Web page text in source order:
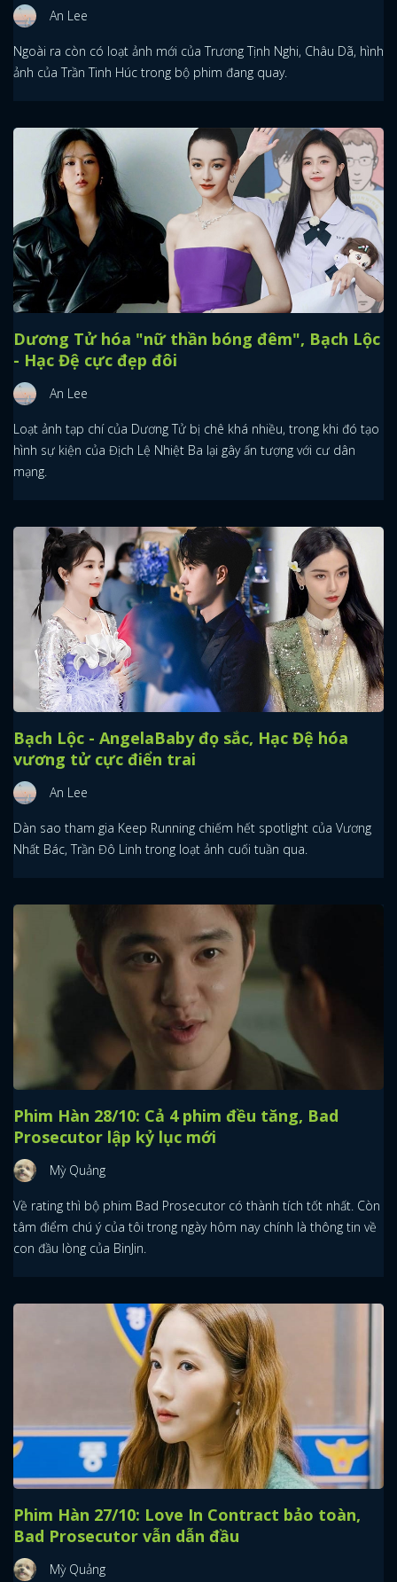
An Lee
Ngoài ra còn có loạt ảnh mới của Trương Tịnh Nghi, Châu Dã, hình
ảnh của Trần Tinh Húc trong bộ phim đang quay.
Dương Tử hóa "nữ thần bóng đêm", Bạch Lộc
- Hạc Đệ cực đẹp đôi
An Lee
Loạt ảnh tạp chí của Dương Tử bị chê khá nhiều, trong khi đó tạo
hình sự kiện của Địch Lệ Nhiệt Ba lại gây ấn tượng với cư dân
mạng.
Bạch Lộc - AngelaBaby đọ sắc, Hạc Đệ hóa
vương tử cực điển trai
An Lee
Dàn sao tham gia Keep Running chiếm hết spotlight của Vương
Nhất Bác, Trần Đô Linh trong loạt ảnh cuối tuần qua.
Phim Hàn 28/10: Cả 4 phim đều tăng, Bad
Prosecutor lập kỷ lục mới
Mỳ Quảng
Về rating thì bộ phim Bad Prosecutor có thành tích tốt nhất. Còn
tâm điểm chú ý của tôi trong ngày hôm nay chính là thông tin về
con đầu lòng của BinJin.
Phim Hàn 27/10: Love In Contract bảo toàn,
Bad Prosecutor vẫn dẫn đầu
Mỳ Quảng